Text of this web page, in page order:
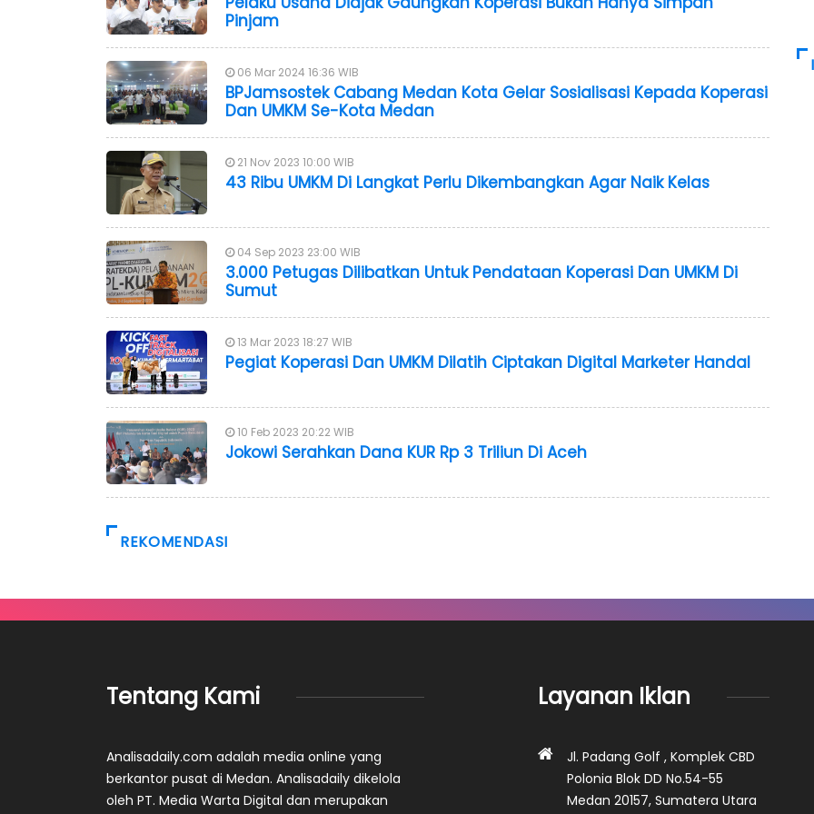
Pinjam
06 Mar 2024 16:36 WIB
BPJamsostek Cabang Medan Kota Gelar Sosialisasi Kepada Koperasi
Dan UMKM Se-Kota Medan
21 Nov 2023 10:00 WIB
43 Ribu UMKM Di Langkat Perlu Dikembangkan Agar Naik Kelas
04 Sep 2023 23:00 WIB
3.000 Petugas Dilibatkan Untuk Pendataan Koperasi Dan UMKM Di
Sumut
13 Mar 2023 18:27 WIB
Pegiat Koperasi Dan UMKM Dilatih Ciptakan Digital Marketer Handal
10 Feb 2023 20:22 WIB
Jokowi Serahkan Dana KUR Rp 3 Triliun Di Aceh
REKOMENDASI
Tentang Kami
Analisadaily.com adalah media online yang
berkantor pusat di Medan. Analisadaily dikelola
oleh PT. Media Warta Digital dan merupakan
Layanan Iklan
Jl. Padang Golf , Komplek CBD
Polonia Blok DD No.54-55
Medan 20157, Sumatera Utara